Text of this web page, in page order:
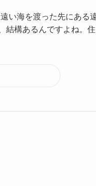
い海を渡った先にある
結構あるんですよね。住